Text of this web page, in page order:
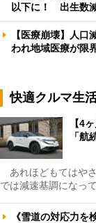
以下に！ 出生数
【医療崩壊】人
われ地域医療が
快適クルマ生
【4
「
あれほどもてはや
では減速基調になっ
《雪道の対応力を